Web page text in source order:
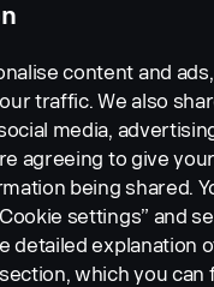
PRIVACY STATEMENT
content and
traffic. We also
media,
agreeing to give
being shared.
settings” and
detailed explanation
which you can